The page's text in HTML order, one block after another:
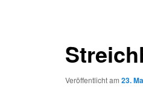
Veröffentlicht am 23.